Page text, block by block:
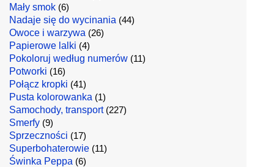
Mały smok (6)
Nadaje się do wycinania (44)
Owoce i warzywa (26)
Papierowe lalki (4)
Pokoloruj według numerów (11)
Potworki (16)
Połącz kropki (41)
Pusta kolorowanka (1)
Samochody, transport(227)
Smerfy (9)
Sprzeczności (17)
Superbohaterowie (11)
Świnka Peppa (6)